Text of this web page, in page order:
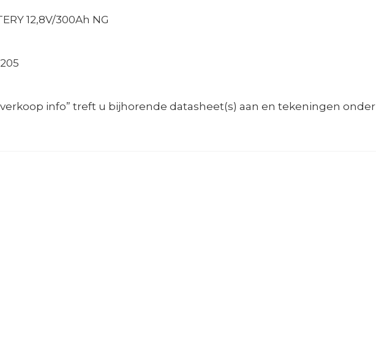
12,8V/300Ah NG
info” treft u bijhorende datasheet(s) aan en tekeningen onder